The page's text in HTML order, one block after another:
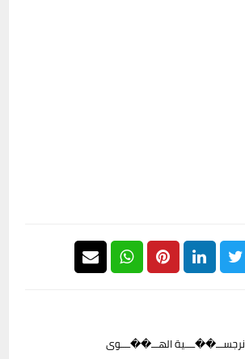
نرجســـ��ــــية الهـــ��ــــوى